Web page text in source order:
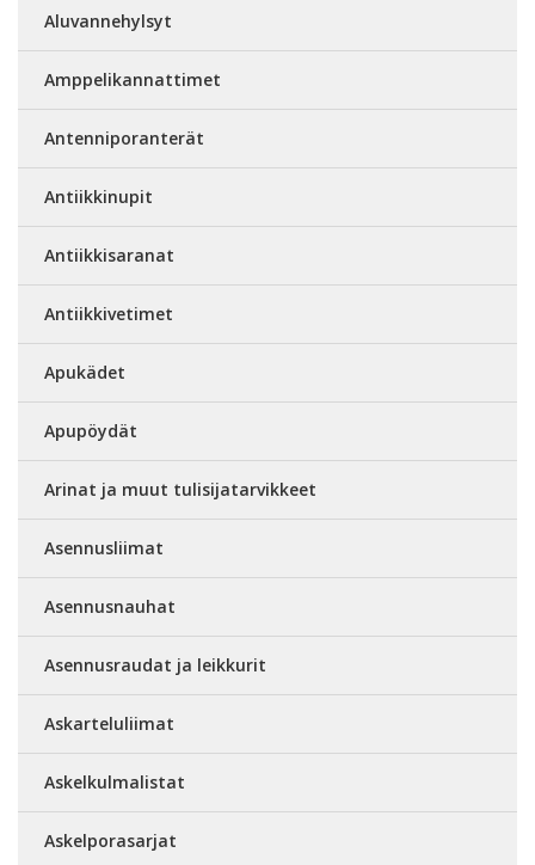
Aluvannehylsyt
Amppelikannattimet
Antenniporanterät
Antiikkinupit
Antiikkisaranat
Antiikkivetimet
Apukädet
Apupöydät
Arinat ja muut tulisijatarvikkeet
Asennusliimat
Asennusnauhat
Asennusraudat ja leikkurit
Askarteluliimat
Askelkulmalistat
Askelporasarjat